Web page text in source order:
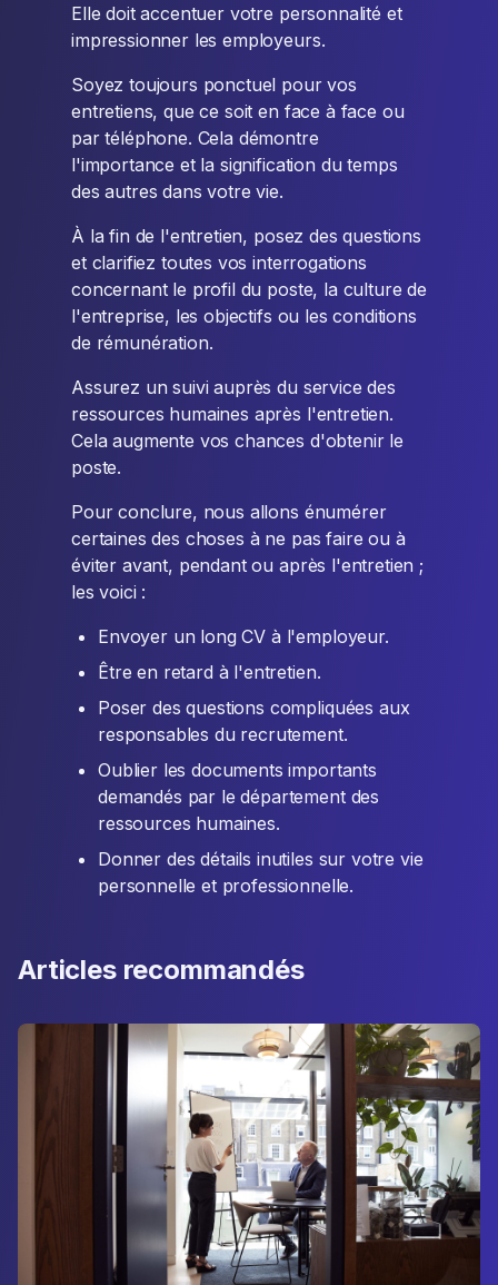
Elle doit accentuer votre personnalité et
impressionner les employeurs.
Soyez toujours ponctuel pour vos
entretiens, que ce soit en face à face ou
par téléphone. Cela démontre
l'importance et la signification du temps
des autres dans votre vie.
À la fin de l'entretien, posez des questions
et clarifiez toutes vos interrogations
concernant le profil du poste, la culture de
l'entreprise, les objectifs ou les conditions
de rémunération.
Assurez un suivi auprès du service des
ressources humaines après l'entretien.
Cela augmente vos chances d'obtenir le
poste.
Pour conclure, nous allons énumérer
certaines des choses à ne pas faire ou à
éviter avant, pendant ou après l'entretien ;
les voici :
Envoyer un long CV à l'employeur.
Être en retard à l'entretien.
Poser des questions compliquées aux
responsables du recrutement.
Oublier les documents importants
demandés par le département des
ressources humaines.
Donner des détails inutiles sur votre vie
personnelle et professionnelle.
Articles recommandés